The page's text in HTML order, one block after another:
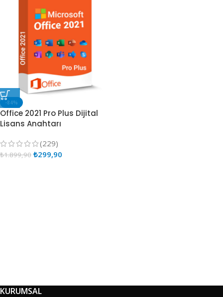
-84%
Office 2021 Pro Plus Dijital
Lisans Anahtarı
(229)
₺1.899,90 ₺299,90
KURUMSAL